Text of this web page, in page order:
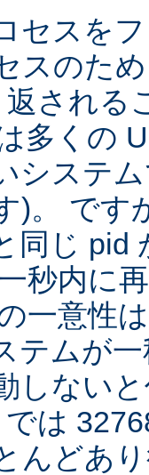
セスを
スのた
される
多くの
システ
)。 です
同じ pid
秒内に
一意性
テムが
しない
では
んどあ